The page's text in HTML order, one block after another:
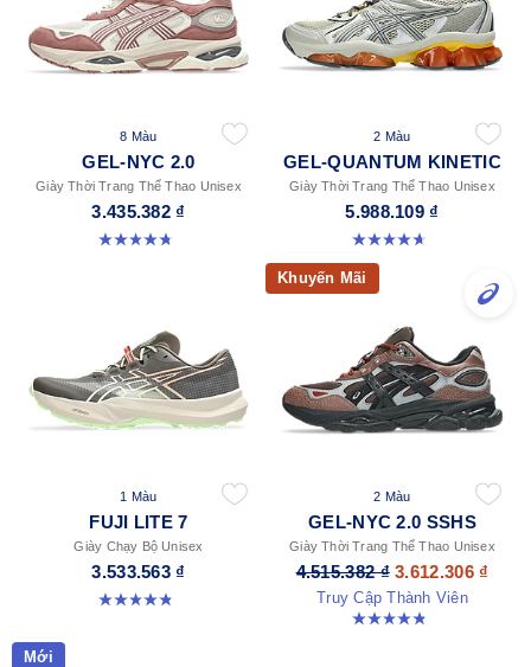
8 Màu
GEL-NYC 2.0
Giày Thời Trang Thể Thao Unisex
3.435.382 ₫
4.8 trong số 5 sao. 146 đánh giá
2 Màu
GEL-QUANTUM KINETIC
Giày Thời Trang Thể Thao Unisex
5.988.109 ₫
4.7 trong số 5 sao. 276 đánh giá
1 Màu
FUJI LITE 7
Giày Chạy Bộ Unisex
3.533.563 ₫
4.9 trong số 5 sao. 14 đánh giá
Khuyến Mãi
2 Màu
GEL-NYC 2.0 SSHS
Giày Thời Trang Thể Thao Unisex
4.515.382 ₫ 3.612.306 ₫
Truy Cập Thành Viên
4.8 trong số 5 sao. 31 đánh giá
Mới